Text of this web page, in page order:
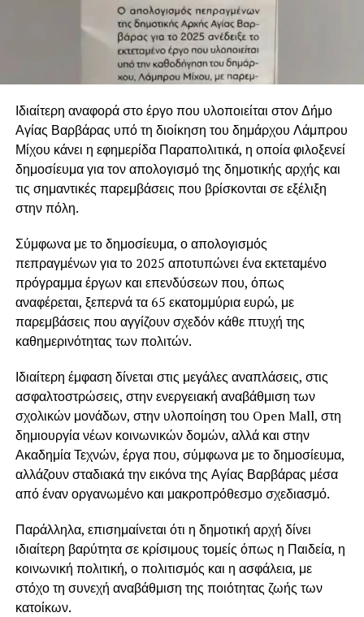
Ιδιαίτερη αναφορά στο έργο που υλοποιείται στον Δήμο
Αγίας Βαρβάρας υπό τη διοίκηση του δημάρχου Λάμπρου
Μίχου κάνει η εφημερίδα Παραπολιτικά, η οποία φιλοξενεί
δημοσίευμα για τον απολογισμό της δημοτικής αρχής και
τις σημαντικές παρεμβάσεις που βρίσκονται σε εξέλιξη
στην πόλη.
Σύμφωνα με το δημοσίευμα, ο απολογισμός
πεπραγμένων για το 2025 αποτυπώνει ένα εκτεταμένο
πρόγραμμα έργων και επενδύσεων που, όπως
αναφέρεται, ξεπερνά τα 65 εκατομμύρια ευρώ, με
παρεμβάσεις που αγγίζουν σχεδόν κάθε πτυχή της
καθημερινότητας των πολιτών.
Ιδιαίτερη έμφαση δίνεται στις μεγάλες αναπλάσεις, στις
ασφαλτοστρώσεις, στην ενεργειακή αναβάθμιση των
σχολικών μονάδων, στην υλοποίηση του Open Mall, στη
δημιουργία νέων κοινωνικών δομών, αλλά και στην
Ακαδημία Τεχνών, έργα που, σύμφωνα με το δημοσίευμα,
αλλάζουν σταδιακά την εικόνα της Αγίας Βαρβάρας μέσα
από έναν οργανωμένο και μακροπρόθεσμο σχεδιασμό.
Παράλληλα, επισημαίνεται ότι η δημοτική αρχή δίνει
ιδιαίτερη βαρύτητα σε κρίσιμους τομείς όπως η Παιδεία, η
κοινωνική πολιτική, ο πολιτισμός και η ασφάλεια, με
στόχο τη συνεχή αναβάθμιση της ποιότητας ζωής των
κατοίκων.